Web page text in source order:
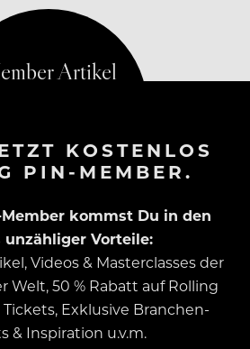
es im Doppelpack…
KOSTENLOS
PIN-MEMBER.
kommst Du in den
unzähliger Vorteile:
Videos & Masterclasses der
Welt, 50 % Rabatt auf Rolling
Exklusive Branchen-
& Inspiration u.v.m.